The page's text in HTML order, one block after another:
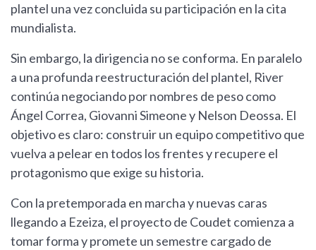
plantel una vez concluida su participación en la cita
mundialista.
Sin embargo, la dirigencia no se conforma. En paralelo
a una profunda reestructuración del plantel, River
continúa negociando por nombres de peso como
Ángel Correa, Giovanni Simeone y Nelson Deossa. El
objetivo es claro: construir un equipo competitivo que
vuelva a pelear en todos los frentes y recupere el
protagonismo que exige su historia.
Con la pretemporada en marcha y nuevas caras
llegando a Ezeiza, el proyecto de Coudet comienza a
tomar forma y promete un semestre cargado de